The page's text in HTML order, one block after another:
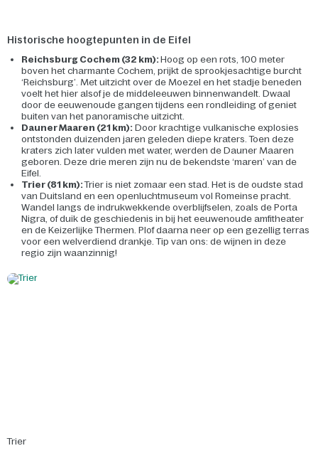
Historische hoogtepunten in de Eifel
Reichsburg Cochem (32 km):Hoog op een rots, 100 meter
boven het charmante Cochem, prijkt de sprookjesachtige burcht
‘Reichsburg’. Met uitzicht over de Moezel en het stadje beneden
voelt het hier alsof je de middeleeuwen binnenwandelt. Dwaal
door de eeuwenoude gangen tijdens een rondleiding of geniet
buiten van het panoramische uitzicht.
Dauner Maaren (21 km): Door krachtige vulkanische explosies
ontstonden duizenden jaren geleden diepe kraters. Toen deze
kraters zich later vulden met water, werden de Dauner Maaren
geboren. Deze drie meren zijn nu de bekendste ‘maren’ van de
Eifel.
Trier (81 km):Trier is niet zomaar een stad. Het is de oudste stad
van Duitsland en een openluchtmuseum vol Romeinse pracht.
Wandel langs de indrukwekkende overblijfselen, zoals de Porta
Nigra, of duik de geschiedenis in bij het eeuwenoude amfitheater
en de Keizerlijke Thermen. Plof daarna neer op een gezellig terras
voor een welverdiend drankje. Tip van ons: de wijnen in deze
regio zijn waanzinnig!
Trier